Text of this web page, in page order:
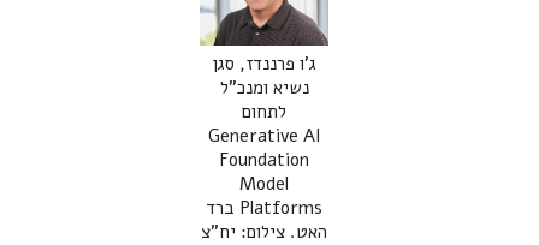
ג'ו פרננדז, סגן
נשיא ומנכ"ל
לתחום
Generative AI
Foundation
Model
Platforms ברד
האט. צילום: יח"צ